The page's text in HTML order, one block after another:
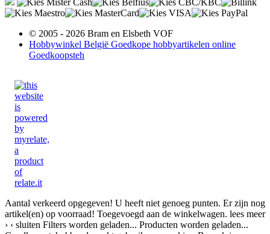
© 2005 - 2026 Bram en Elsbeth VOF
Hobbywinkel België Goedkope hobbyartikelen online
Goedkoopsteh
Aantal verkeerd opgegeven! U heeft niet genoeg punten. Er zijn nog
artikel(en) op voorraad! Toegevoegd aan de winkelwagen. lees meer
› ‹ sluiten Filters worden geladen... Producten worden geladen...